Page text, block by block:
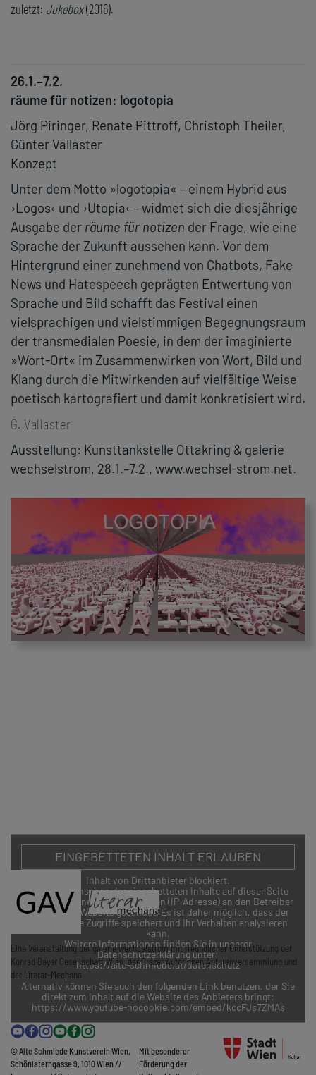
zuletzt: Jukebox(2016).
26.1.–7.2.
räume für notizen: logotopia
Jörg Piringer, Renate Pittroff, Christoph Theiler,
Günter Vallaster
Konzept
Unter dem Motto »logotopia« – einem Hybrid aus
›Logos‹ und ›Utopia‹ – widmet sich die diesjährige
Ausgabe der räume für notizen der Frage, wie eine
Sprache der Zukunft aussehen kann. Vor dem
Hintergrund einer zunehmend von Chatbots, Fake
News und Hatespeech geprägten Entwertung von
Sprache und Bild schafft das Festival einen
vielsprachigen und vielstimmigen Begegnungsraum
der transmedialen Poesie, in dem der imaginierte
»Wort-Ort« im Zusammenwirken von Wort, Bild und
Klang durch die Mitwirkenden auf vielfältige Weise
poetisch kartografiert und damit konkretisiert wird.
G. Vallaster
Ausstellung: Kunsttankstelle Ottakring & galerie
wechselstrom, 28.1.–7.2., www.wechsel-strom.net.
EINGEBETTETEN INHALT ERLAUBEN
Inhalt von Drittanbieter blockiert.
Durch das Ansehen der eingebetteten Inhalte auf dieser Seite
werden personenbezogene Daten (IP-Adresse) an den Betreiber
des Portals/Website gesendet. Es ist daher möglich, dass der
Anbieter Ihre Zugriffe speichert und Ihr Verhalten analysieren
kann.
Weitere Informationen finden Sie in unserer
Datenschutzerklärung unter:
https://alte-schmiede.at/datenschutz
Alternativ können Sie auch den folgenden Link benutzen, der Sie
direkt zum Inhalt auf die Website des Anbieters bringt:
https://www.youtube-nocookie.com/embed/kccFJs7ZMAs
Eine Veranstaltung der galerie wechselstrom mit freundlicher Unterstützung der
Konrad Bayer Gesellschaft Wien, der Grazer Autorinnen Autorenversammlung und
der Literar-Mechana
ZURÜCK
© Alte Schmiede Kunstverein Wien,
Schönlaterngasse 9, 1010 Wien //
Mit besonderer
Förderung der